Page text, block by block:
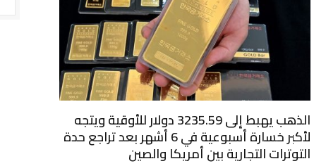
الذهب يهبط إلى 3235.59 دولار للأوقية ويتجه
لأكبر خسارة أسبوعية في 6 أشهر بعد تراجع حدة
التوترات التجارية بين أمريكا والصين